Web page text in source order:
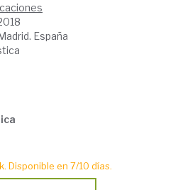
España
Disponible en 7/10 días.